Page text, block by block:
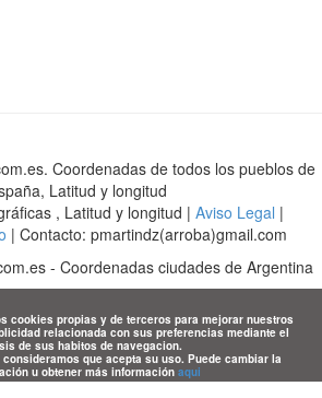
Coordenadas de todos los pueblos de
Latitud y longitud
, Latitud y longitud | Aviso Legal |
| Contacto: pmartindz(arroba)gmail.com
- Coordenadas ciudades de Argentina
cookies propias y de terceros para mejorar nuestros
relacionada con sus preferencias mediante el
de sus habitos de navegacion.
que acepta su uso. Puede cambiar la
u obtener más información aqui